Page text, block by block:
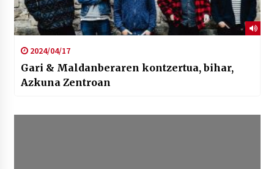
2024/04/17
Gari & Maldanberaren kontzertua, bihar,
Azkuna Zentroan